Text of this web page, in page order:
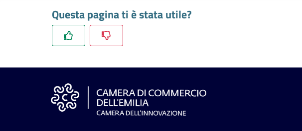
Questa pagina ti è stata utile?